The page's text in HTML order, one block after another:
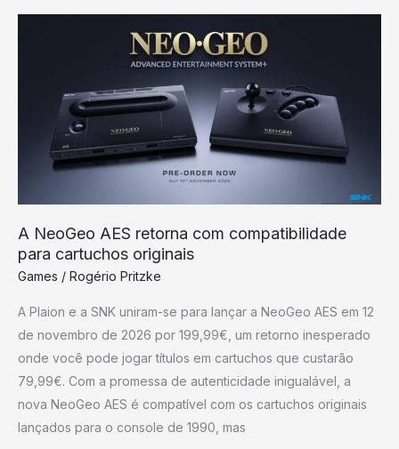
A NeoGeo AES retorna com compatibilidade
para cartuchos originais
Games / Rogério Pritzke
A Plaion e a SNK uniram-se para lançar a NeoGeo AES em 12
de novembro de 2026 por 199,99€, um retorno inesperado
onde você pode jogar títulos em cartuchos que custarão
79,99€. Com a promessa de autenticidade inigualável, a
nova NeoGeo AES é compatível com os cartuchos originais
lançados para o console de 1990, mas
compatibilidade
originais